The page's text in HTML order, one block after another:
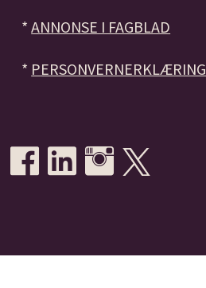
*ANNONSE I FAGBLAD
* PERSONVERNERKLÆRING